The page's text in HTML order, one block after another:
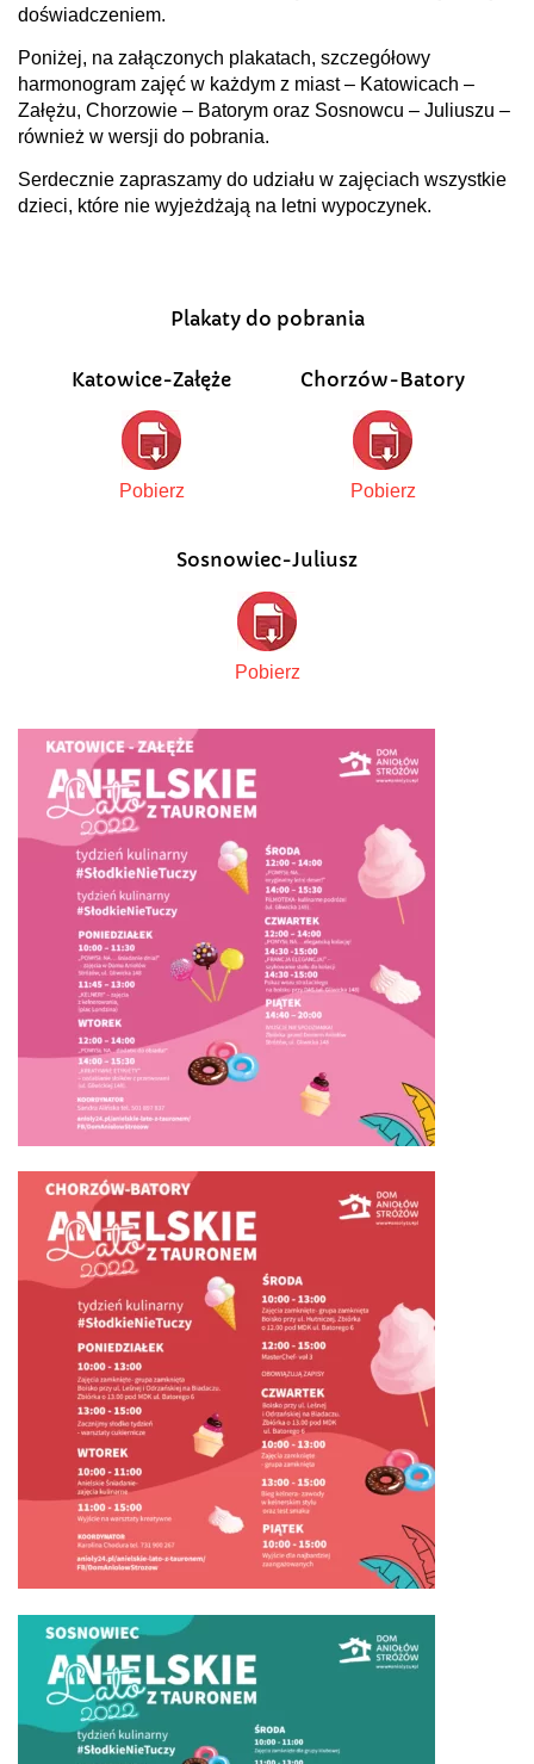
doświadczeniem.
Poniżej, na załączonych plakatach, szczegółowy
harmonogram zajęć w każdym z miast – Katowicach –
Załężu, Chorzowie – Batorym oraz Sosnowcu – Juliuszu –
również w wersji do pobrania.
Serdecznie zapraszamy do udziału w zajęciach wszystkie
dzieci, które nie wyjeżdżają na letni wypoczynek.
Plakaty do pobrania
Katowice-Załęże
Pobierz
Chorzów-Batory
Pobierz
Sosnowiec-Juliusz
Pobierz